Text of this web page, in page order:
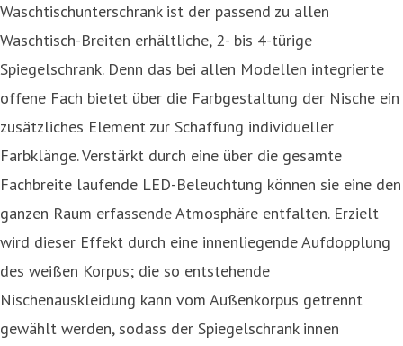
Waschtischunterschrank ist der passend zu allen
Waschtisch-Breiten erhältliche, 2- bis 4-türige
Spiegelschrank. Denn das bei allen Modellen integrierte
offene Fach bietet über die Farbgestaltung der Nische ein
zusätzliches Element zur Schaffung individueller
Farbklänge. Verstärkt durch eine über die gesamte
Fachbreite laufende LED-Beleuchtung können sie eine den
ganzen Raum erfassende Atmosphäre entfalten. Erzielt
wird dieser Effekt durch eine innenliegende Aufdopplung
des weißen Korpus; die so entstehende
Nischenauskleidung kann vom Außenkorpus getrennt
gewählt werden, sodass der Spiegelschrank innen